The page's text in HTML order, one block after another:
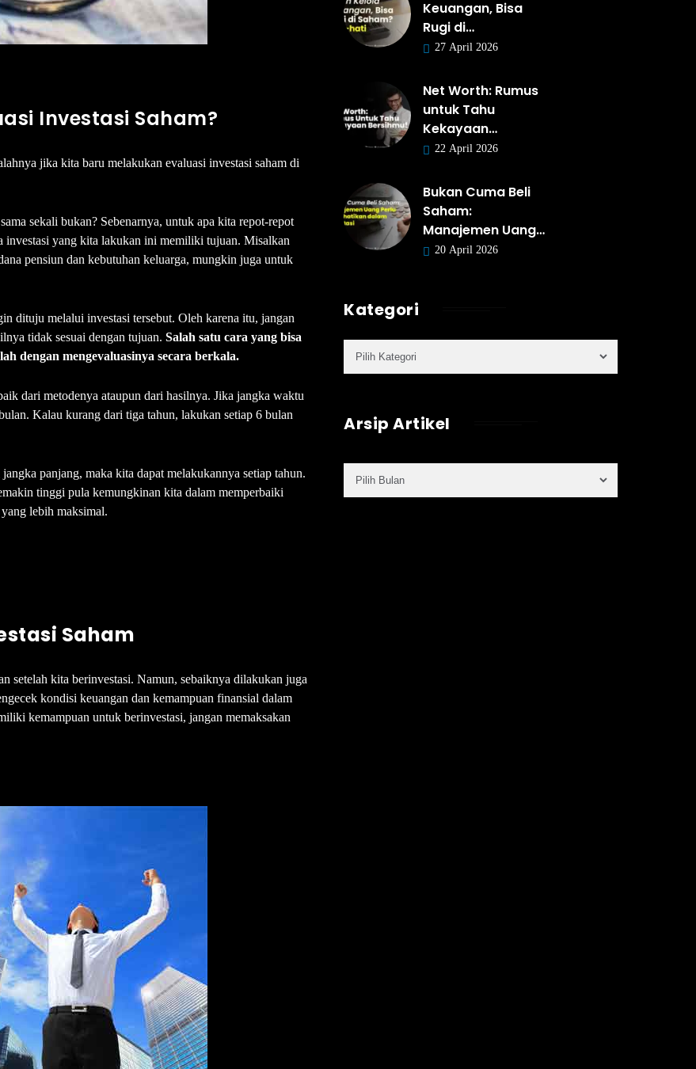
Investasi Saham?
jika kita baru melakukan evaluasi investasi saham di
sekali bukan? Sebenarnya, untuk apa kita repot-repot
investasi yang kita lakukan ini memiliki tujuan. Misalkan
pensiun dan kebutuhan keluarga, mungkin juga untuk
dituju melalui investasi tersebut. Oleh karena itu, jangan
tidak sesuai dengan tujuan. Salah satu cara yang bisa
dengan mengevaluasinya secara berkala.
dari metodenya ataupun dari hasilnya. Jika jangka waktu
Kalau kurang dari tiga tahun, lakukan setiap 6 bulan
panjang, maka kita dapat melakukannya setiap tahun.
tinggi pula kemungkinan kita dalam memperbaiki
lebih maksimal.
Saham
setelah kita berinvestasi. Namun, sebaiknya dilakukan juga
kondisi keuangan dan kemampuan finansial dalam
kemampuan untuk berinvestasi, jangan memaksakan
Keuangan, Bisa
Rugi di…
27 April 2026
Net Worth: Rumus
untuk Tahu
Kekayaan…
22 April 2026
Bukan Cuma Beli
Saham:
Manajemen Uang…
20 April 2026
Kategori
Arsip Artikel